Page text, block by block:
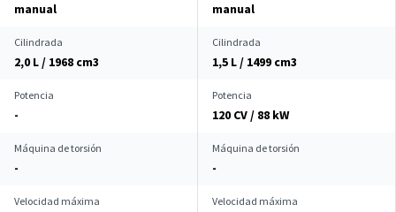
manual manual
Cilindrada
2,0 L / 1968 cm3
Cilindrada
1,5 L / 1499 cm3
Potencia
-
Potencia
120 CV / 88 kW
Máquina de torsión
-
Máquina de torsión
-
Velocidad máxima Velocidad máxima